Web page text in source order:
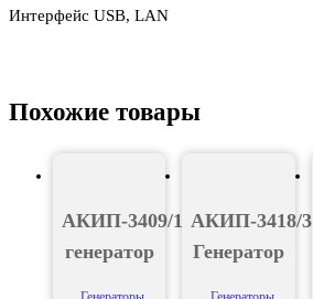
Интерфейс USB, LAN
Похожие товары
АКИП-3409/1Е
генератор
АКИП-3418/3
Генератор